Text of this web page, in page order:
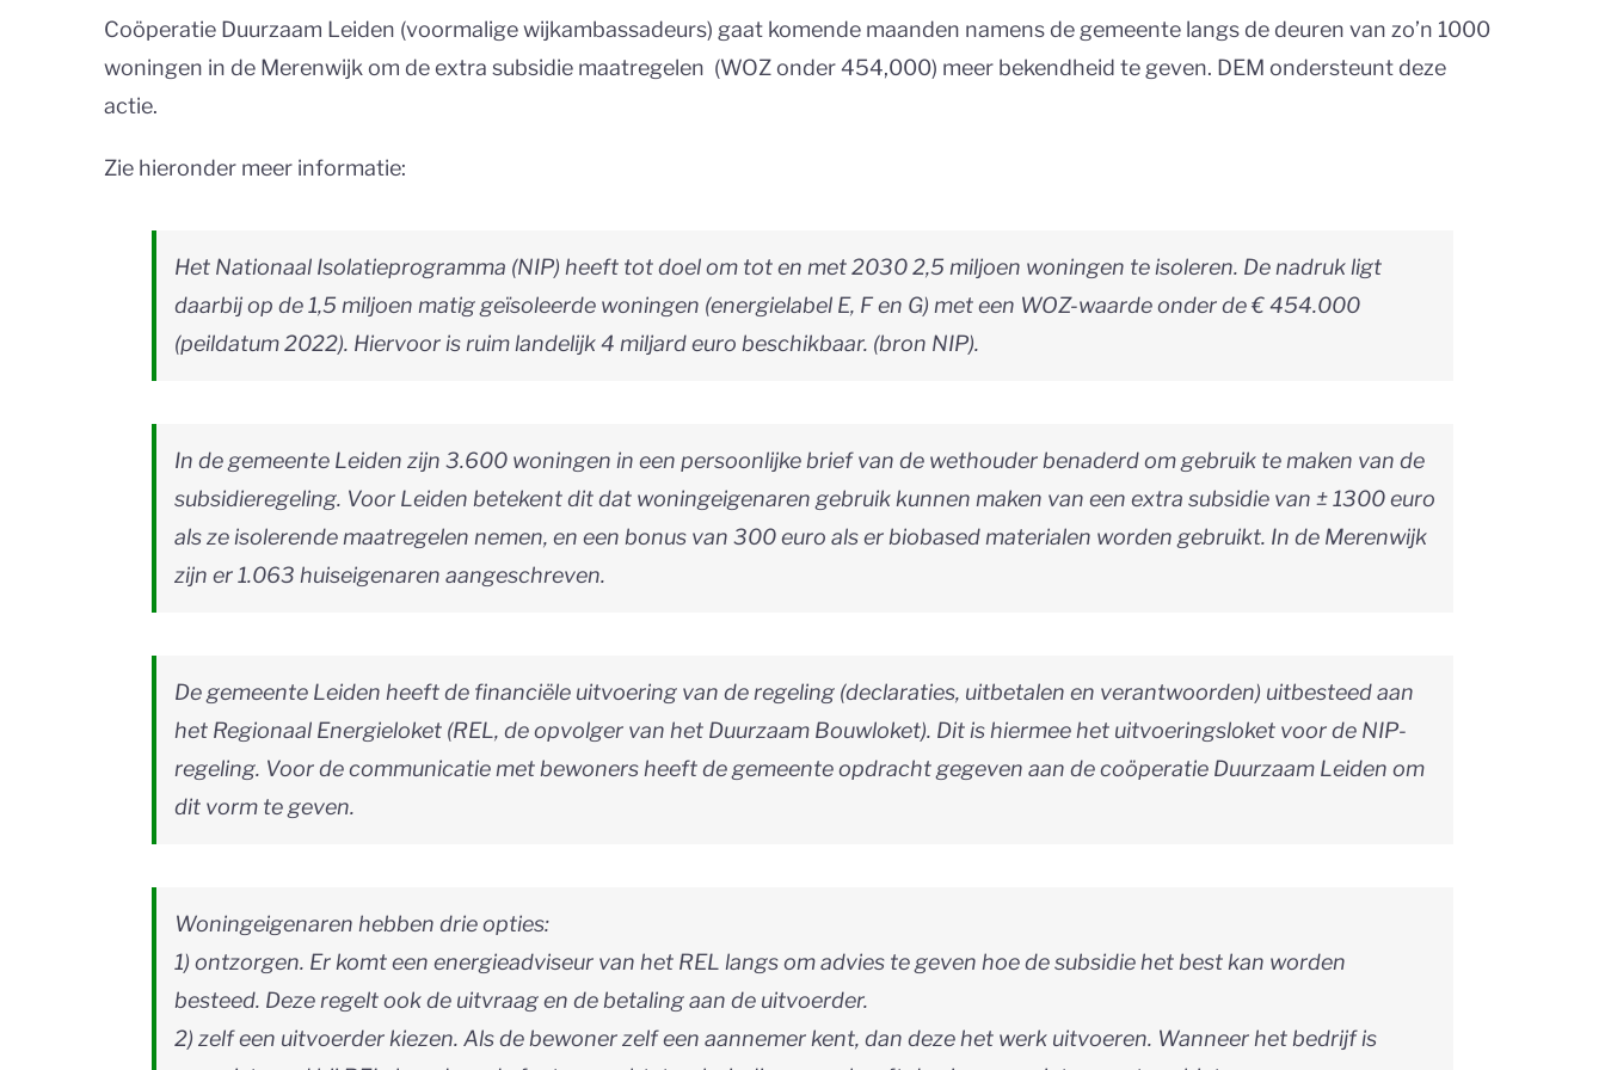
Coöperatie Duurzaam Leiden (voormalige wijkambassadeurs) gaat komende maanden namens de gemeente langs de deuren van zo’n 1000
woningen in de Merenwijk om de extra subsidie maatregelen (WOZ onder 454,000) meer bekendheid te geven. DEM ondersteunt deze
actie.
Zie hieronder meer informatie:
Het Nationaal Isolatieprogramma (NIP) heeft tot doel om tot en met 2030 2,5 miljoen woningen te isoleren. De nadruk ligt
daarbij op de 1,5 miljoen matig geïsoleerde woningen (energielabel E, F en G) met een WOZ-waarde onder de € 454.000
(peildatum 2022). Hiervoor is ruim landelijk 4 miljard euro beschikbaar. (bron NIP).
In de gemeente Leiden zijn 3.600 woningen in een persoonlijke brief van de wethouder benaderd om gebruik te maken van de
subsidieregeling. Voor Leiden betekent dit dat woningeigenaren gebruik kunnen maken van een extra subsidie van ± 1300 euro
als ze isolerende maatregelen nemen, en een bonus van 300 euro als er biobased materialen worden gebruikt. In de Merenwijk
zijn er 1.063 huiseigenaren aangeschreven.
De gemeente Leiden heeft de financiële uitvoering van de regeling (declaraties, uitbetalen en verantwoorden) uitbesteed aan
het Regionaal Energieloket (REL, de opvolger van het Duurzaam Bouwloket). Dit is hiermee het uitvoeringsloket voor de NIP-
regeling. Voor de communicatie met bewoners heeft de gemeente opdracht gegeven aan de coöperatie Duurzaam Leiden om
dit vorm te geven.
Woningeigenaren hebben drie opties:
1) ontzorgen. Er komt een energieadviseur van het REL langs om advies te geven hoe de subsidie het best kan worden
besteed. Deze regelt ook de uitvraag en de betaling aan de uitvoerder.
2) zelf een uitvoerder kiezen. Als de bewoner zelf een aannemer kent, dan deze het werk uitvoeren. Wanneer het bedrijf is